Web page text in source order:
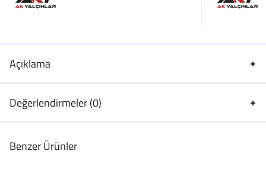
Açıklama
Değerlendirmeler (0)
Benzer Ürünler